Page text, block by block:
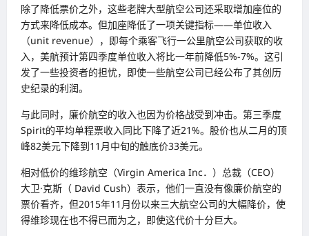
除了降低票价之外，这些老牌大型航空公司还采取增加座位的
方式来降低成本。但加座降低了一项关键指标——单位收入
（unit revenue），即每个乘客飞行一公里航空公司获取的收
入，美航预计第四季度单位收入将比一年前降低5%-7%。这引
发了一些投资者的担忧，即使一些航空公司已经公布了其创历
史纪录的利润。
与此同时，廉价航空的收入也因为价格战受到冲击。第三季度
Spirit的平均单程票收入同比下降了近21%。股价也从二月的顶
峰82美元下降到11月中旬的触底价33美元。
相对低价的维珍航空（Virgin America Inc．）总裁（CEO）
大卫·克斯（ David Cush）表示，他们一直没有像廉价航空的
票价看齐，但2015年11月份以来三大航空公司的大幅降价，使
得维珍现在也不得已而为之，即使这代价十分巨大。